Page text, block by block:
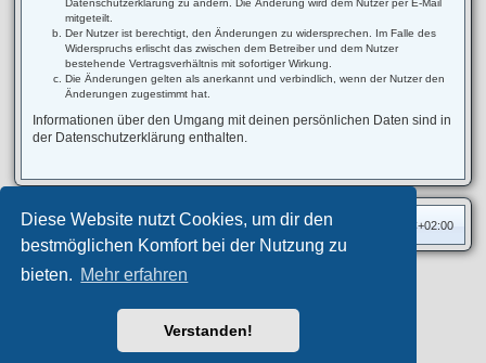
Diese Website nutzt Cookies, um dir den
bestmöglichen Komfort bei der Nutzung zu
bieten. Mehr erfahren
Verstanden!
Datenschutzerklärung zu ändern. Die Änderung wird dem Nutzer per E-Mail
mitgeteilt.
Der Nutzer ist berechtigt, den Änderungen zu widersprechen. Im Falle des
Widerspruchs erlischt das zwischen dem Betreiber und dem Nutzer
bestehende Vertragsverhältnis mit sofortiger Wirkung.
Die Änderungen gelten als anerkannt und verbindlich, wenn der Nutzer den
Änderungen zugestimmt hat.
Informationen über den Umgang mit deinen persönlichen Daten sind in
der Datenschutzerklärung enthalten.
Foren-Übersicht Alle Zeiten sind UTC+02:00
Privates Forum ©